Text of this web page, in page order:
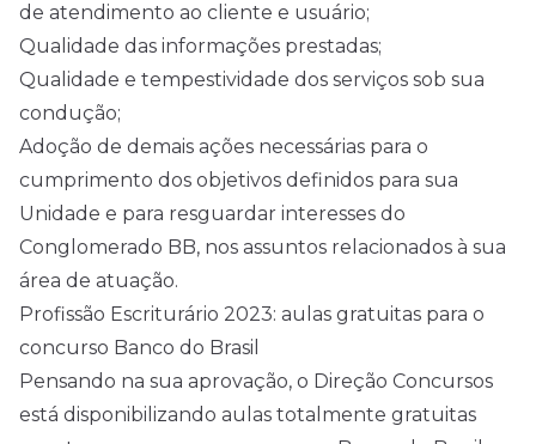
de atendimento ao cliente e usuário;
Qualidade das informações prestadas;
Qualidade e tempestividade dos serviços sob sua
condução;
Adoção de demais ações necessárias para o
cumprimento dos objetivos definidos para sua
Unidade e para resguardar interesses do
Conglomerado BB, nos assuntos relacionados à sua
área de atuação.
Profissão Escriturário 2023: aulas gratuitas para o
concurso Banco do Brasil
Pensando na sua aprovação, o Direção Concursos
está disponibilizando aulas totalmente gratuitas